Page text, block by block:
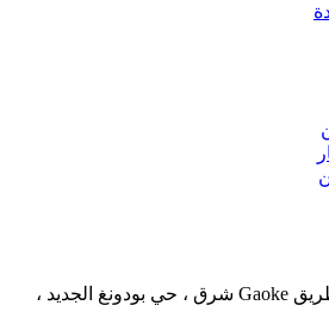
رقم 1688 ، طريق Gaoke شرق ، حي بودونغ الجديد ،